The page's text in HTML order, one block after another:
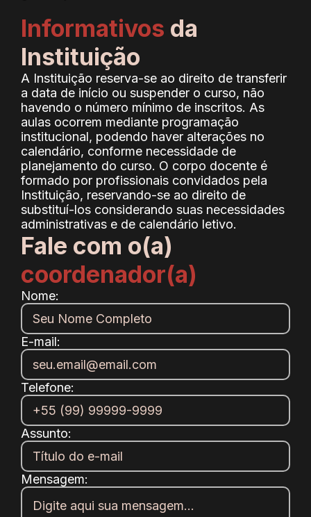
Informativos da
Instituição
A Instituição reserva-se ao direito de transferir
a data de início ou suspender o curso, não
havendo o número mínimo de inscritos. As
aulas ocorrem mediante programação
institucional, podendo haver alterações no
calendário, conforme necessidade de
planejamento do curso. O corpo docente é
formado por profissionais convidados pela
Instituição, reservando-se ao direito de
substituí-los considerando suas necessidades
administrativas e de calendário letivo.
Fale com o(a)
coordenador(a)
Nome:
E-mail:
Telefone:
Assunto:
Mensagem: